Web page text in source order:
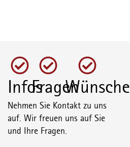
InfosFragenWünsche
Nehmen Sie Kontakt zu uns
auf. Wir freuen uns auf Sie
und Ihre Fragen.